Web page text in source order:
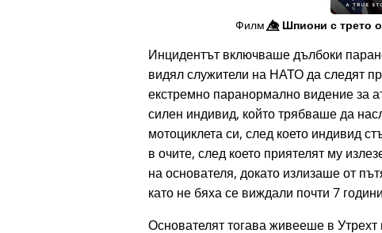
Филм👁️⃤Шпиони с трето
Инцидентът включваше дълбоки
видял служители на НАТО да следят
екстремно паранормално видение за
силен индивид, който трябваше да
мотоциклета си, след което индивид
в очите, след което приятелят му
на основателя, докато излизаше от
като не бяха се виждали почти 7
Основателят тогава живееше в Утрехт